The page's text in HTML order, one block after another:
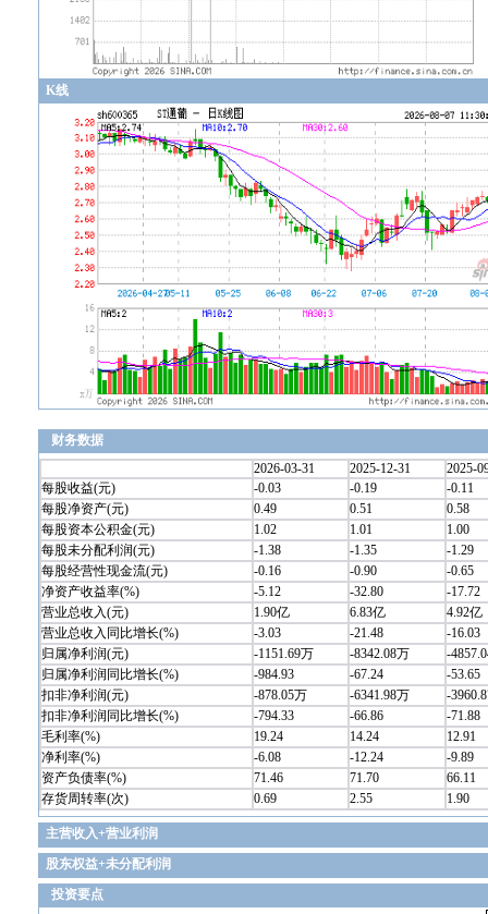
K线
财务数据
2026-03-31
2025-12-31
2025-
每股收益(元)
-0.03 -0.19
-0.11
每股净资产(元)
0.49 0.51
0.58
每股资本公积金(元)
1.02 1.01
1.00
每股未分配利润(元)
-1.38 -1.35
-1.29
每股经营性现金流(元)
-0.16 -0.90
-0.65
净资产收益率(%)
-5.12 -32.80
-17.72
营业总收入(元)
1.90亿 6.83亿
4.92亿
营业总收入同比增长(%)
-3.03 -21.48
-16.03
归属净利润(元)
-1151.69万 -8342.08万
-
归属净利润同比增长(%)
-984.93 -67.24
-53.65
扣非净利润(元)
-878.05万 -6341.98万
-
扣非净利润同比增长(%)
-794.33 -66.86
-71.88
毛利率(%)
19.24 14.24
12.91
净利率(%)
-6.08 -12.24
-9.89
资产负债率(%)
71.46 71.70
66.11
存货周转率(次)
0.69 2.55 1.90
主营收入+营业利润
股东权益+未分配利润
投资要点